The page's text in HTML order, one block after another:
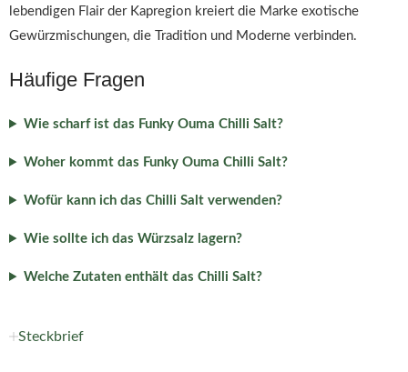
lebendigen Flair der Kapregion kreiert die Marke exotische
Gewürzmischungen, die Tradition und Moderne verbinden.
Häufige Fragen
Wie scharf ist das Funky Ouma Chilli Salt?
Woher kommt das Funky Ouma Chilli Salt?
Wofür kann ich das Chilli Salt verwenden?
Wie sollte ich das Würzsalz lagern?
Welche Zutaten enthält das Chilli Salt?
Steckbrief